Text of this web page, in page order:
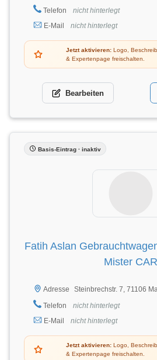
Telefon
nicht hinterlegt
E-Mail
nicht hinterlegt
Jetzt aktivieren: Logo,
& Expertenpage freischalten.
Bearbeiten
Basis-Eintrag · inaktiv
Fatih Aslan
Mister CAR
Adresse
Steinbrechstr. 7, 71106
Telefon
nicht hinterlegt
E-Mail
nicht hinterlegt
Jetzt aktivieren: Logo,
& Expertenpage freischalten.